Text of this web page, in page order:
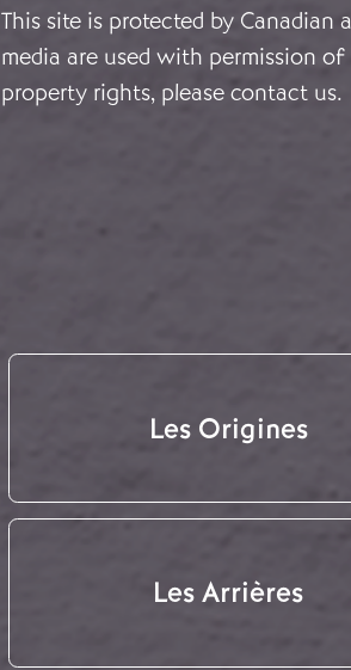
This site is protected by
media are used with permission
property rights, please contact us.
Les Origines
Les Arrières